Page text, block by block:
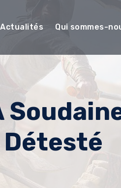
Actualités Qui sommes-